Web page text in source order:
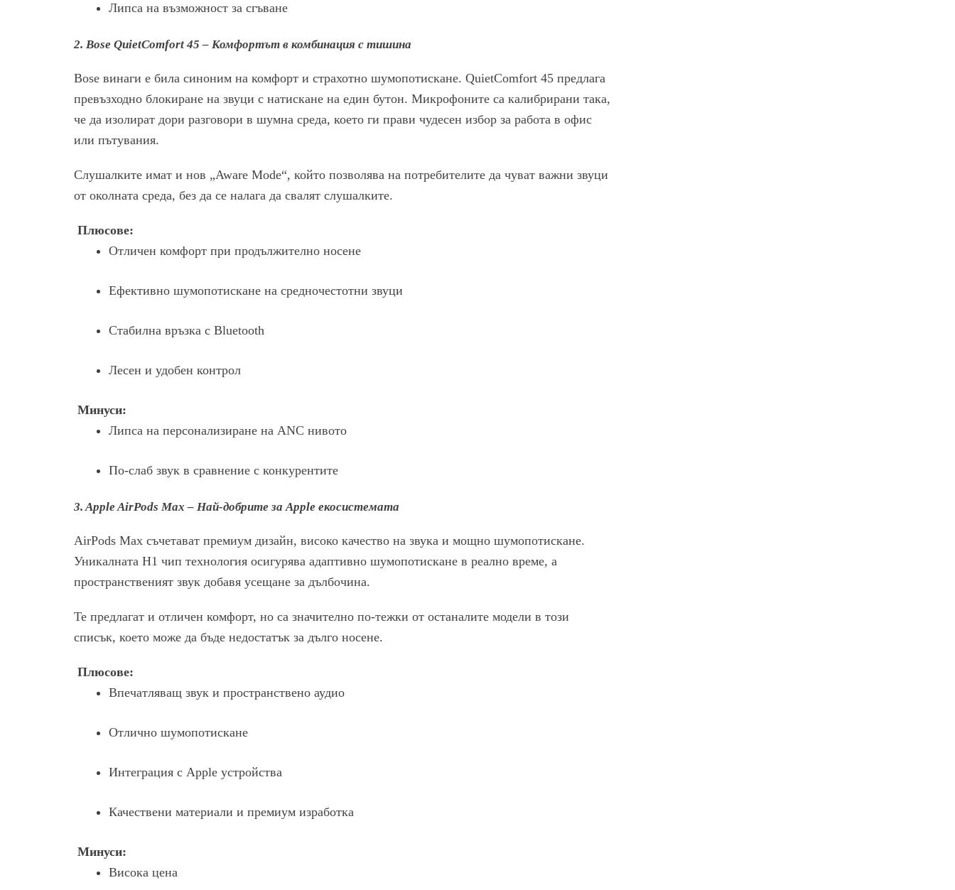
Липса на възможност за сгъване
2. Bose QuietComfort 45 – Комфортът в комбинация с тишина
Bose винаги е била синоним на комфорт и страхотно шумопотискане. QuietComfort 45 предлага
превъзходно блокиране на звуци с натискане на един бутон. Микрофоните са калибрирани така,
че да изолират дори разговори в шумна среда, което ги прави чудесен избор за работа в офис
или пътувания.
Слушалките имат и нов „Aware Mode“, който позволява на потребителите да чуват важни звуци
от околната среда, без да се налага да свалят слушалките.
Плюсове:
Отличен комфорт при продължително носене
Ефективно шумопотискане на средночестотни звуци
Стабилна връзка с Bluetooth
Лесен и удобен контрол
Минуси:
Липса на персонализиране на ANC нивото
По-слаб звук в сравнение с конкурентите
3. Apple AirPods Max – Най-добрите за Apple екосистемата
AirPods Max съчетават премиум дизайн, високо качество на звука и мощно шумопотискане.
Уникалната H1 чип технология осигурява адаптивно шумопотискане в реално време, а
пространственият звук добавя усещане за дълбочина.
Те предлагат и отличен комфорт, но са значително по-тежки от останалите модели в този
списък, което може да бъде недостатък за дълго носене.
Плюсове:
Впечатляващ звук и пространствено аудио
Отлично шумопотискане
Интеграция с Apple устройства
Качествени материали и премиум изработка
Минуси:
Висока цена